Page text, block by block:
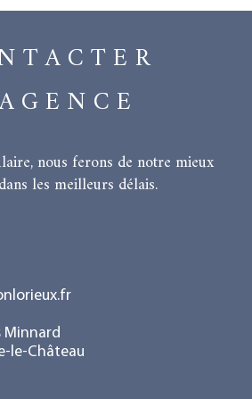
nous ferons de notre mieux
les meilleurs délais.
Minnard
le-Château